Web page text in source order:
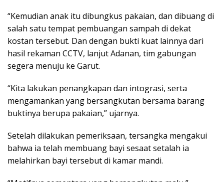
“Kemudian anak itu dibungkus pakaian, dan dibuang di
salah satu tempat pembuangan sampah di dekat
kostan tersebut. Dan dengan bukti kuat lainnya dari
hasil rekaman CCTV, lanjut Adanan, tim gabungan
segera menuju ke Garut.
“Kita lakukan penangkapan dan intograsi, serta
mengamankan yang bersangkutan bersama barang
buktinya berupa pakaian,” ujarnya.
Setelah dilakukan pemeriksaan, tersangka mengakui
bahwa ia telah membuang bayi sesaat setalah ia
melahirkan bayi tersebut di kamar mandi.